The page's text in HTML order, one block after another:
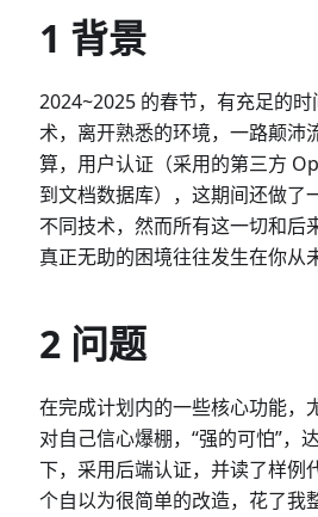
1 背景
2024~2025 的春节，有充足的
术，离开熟悉的环境，一路颠沛
算，用户认证（采用的第三方
到文档数据库），这期间还做了
不同技术，然而所有这一切和后
真正无助的困境往往发生在你从
2 问题
在完成计划内的一些核心功能，
对自己信心爆棚，“强的可怕”，
下，采用后端认证，并读了样例
个自以为很简单的改造，花了我